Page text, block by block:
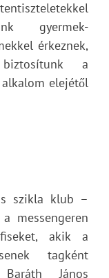
gyermek-
érkeznek,
biztosítunk a
elejétől
szikla klub –
messengeren
akik a
tagként
János